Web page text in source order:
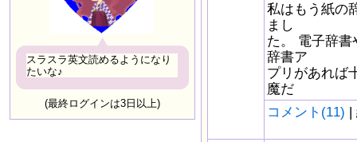
スラスラ英文読めるようになり
たいな♪
(最終ログインは3日以上)
私はもう紙の
まし
た。 電子辞書
辞書ア
プリがあれば
魔だ
コメント(11) |